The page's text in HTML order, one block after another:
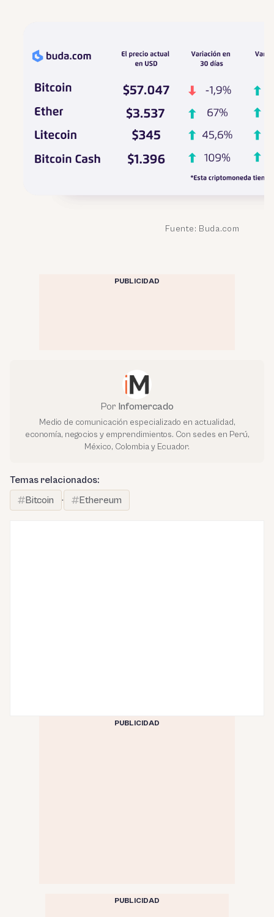
Fuente: Buda.com
PUBLICIDAD
Por Infomercado
Medio de comunicación especializado en actualidad,
economía, negocios y emprendimientos. Con sedes en Perú,
México, Colombia y Ecuador.
Temas relacionados:
Bitcoin
· Ethereum
PUBLICIDAD
PUBLICIDAD